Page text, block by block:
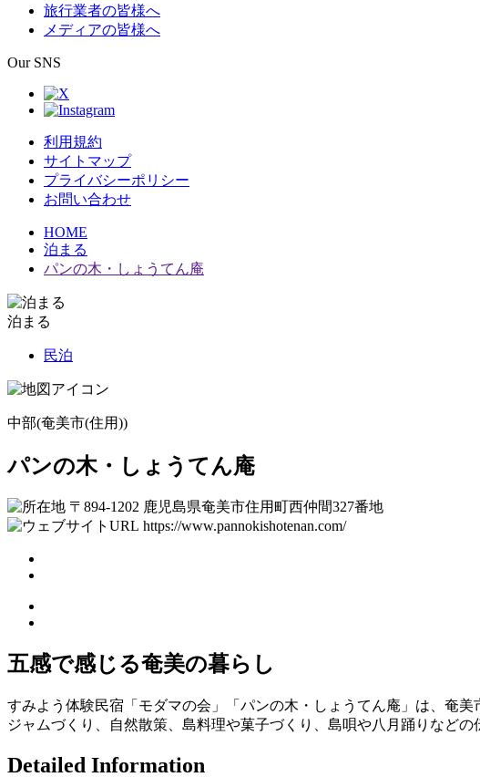
旅行業者の皆様へ
メディアの皆様へ
Our SNS
利用規約
サイトマップ
プライバシーポリシー
お問い合わせ
HOME
泊まる
パンの木・しょうてん庵
泊まる
民泊
中部(奄美市(住用))
パンの木・しょうてん庵
〒894-1202 鹿児島県奄美市住用町西仲間327番地
https://www.pannokishotenan.com/
五感で感じる奄美の暮らし
すみよう体験民宿「モダマの会」「パンの木・しょうてん庵」は、奄
ジャムづくり、自然散策、島料理や菓子づくり、島唄や八月踊りなど
Detailed Information